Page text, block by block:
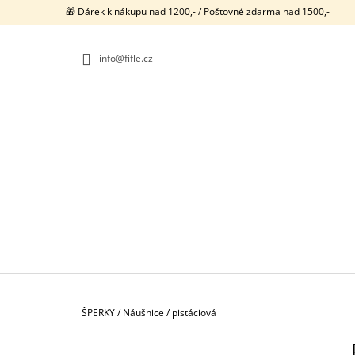
🎁 Dárek k nákupu nad 1200,- / Poštovné zdarma nad 1500,-
info@fifle.cz
Domů
ŠPERKY/ Náušnice/ pistáciová
O